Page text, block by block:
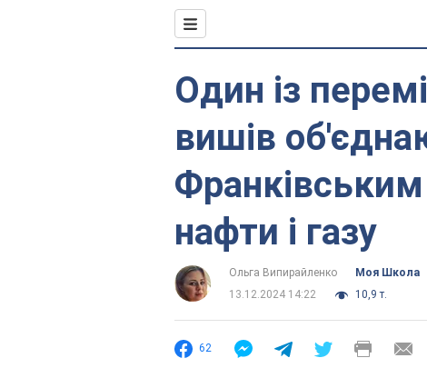
Один із
вишів
нафти і газу
Ольга Випирайленко
Моя Школа
13.12.2024 14:22
10,9 т.
62